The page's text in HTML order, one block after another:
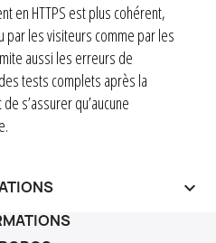
en HTTPS est plus cohérent,
par les visiteurs comme par les
aussi les erreurs de
tests complets après la
s’assurer qu’aucune
keyboard_arrow_down